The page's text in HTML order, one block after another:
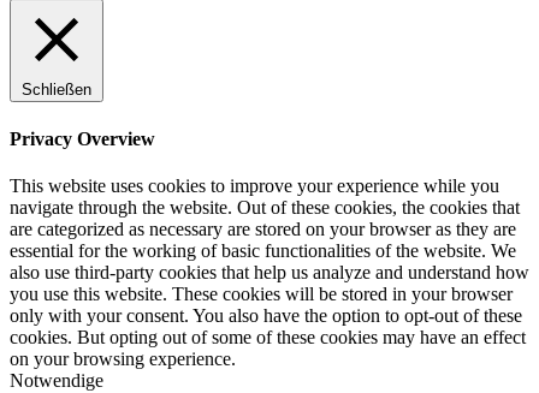
Schließen
Privacy Overview
This website uses cookies to improve your experience while you
navigate through the website. Out of these cookies, the cookies that
are categorized as necessary are stored on your browser as they are
essential for the working of basic functionalities of the website. We
also use third-party cookies that help us analyze and understand how
you use this website. These cookies will be stored in your browser
only with your consent. You also have the option to opt-out of these
cookies. But opting out of some of these cookies may have an effect
on your browsing experience.
Notwendige